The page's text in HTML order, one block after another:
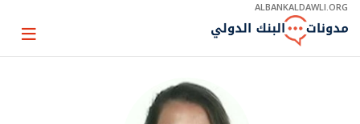
Skip
Main
ALBANKALDAWLI.ORG
Page